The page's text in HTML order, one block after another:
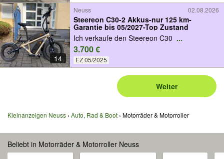
14
Neuss 02.08.2026
Steereon C30-2 Akkus-nur 125 km-
Garantie bis 05/2027-Top Zustand
Ich verkaufe den Steereon C30 ...
3.700 €
EZ 05/2025
Weiter
Kleinanzeigen Neuss Auto, Rad & Boot Motorräder & Motorroller
Beliebt in Motorräder & Motorroller Neuss